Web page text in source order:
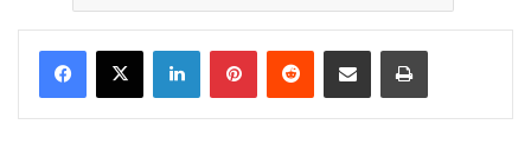
LinkedInPinterestReddit Share via Email Print